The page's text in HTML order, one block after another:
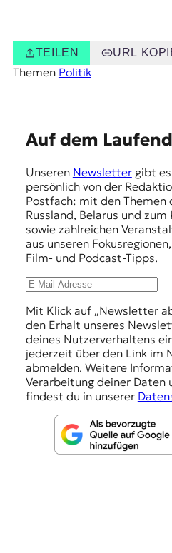
TEILEN URL
Themen Politik
Auf dem
Unseren Newslettergibt es
persönlich von der
Postfach: mit den Themen
Russland, Belarus und
sowie zahlreichen
aus unseren
Film- und Podcast-Tipps.
Mit Klick auf „Newsletter
den Erhalt unseres
deines Nutzerverhaltens
jederzeit über den Link im
abmelden. Weitere
Verarbeitung deiner Daten
findest du in unserer